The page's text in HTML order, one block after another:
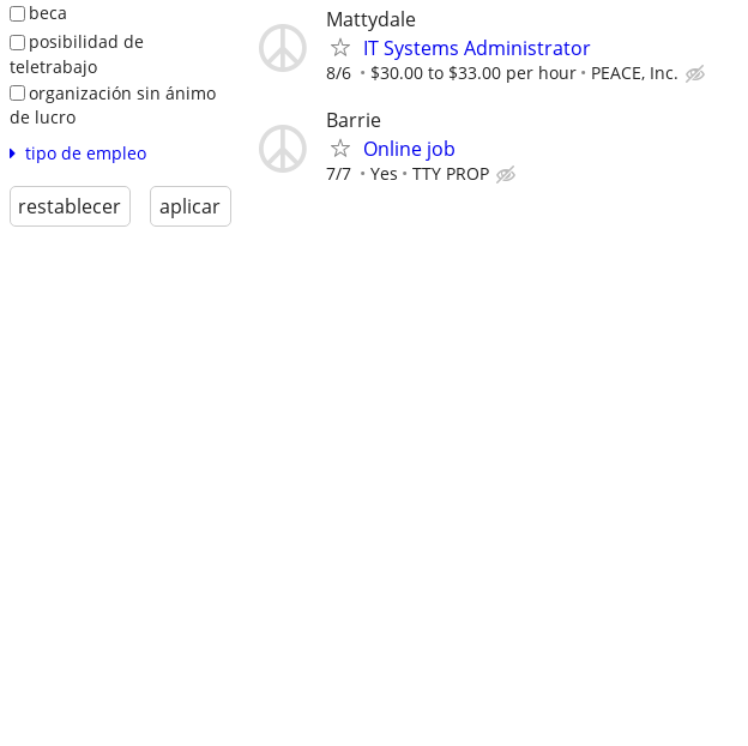
beca
posibilidad de
teletrabajo
organización sin ánimo
de lucro
tipo de empleo
restablecer aplicar
Mattydale
IT Systems Administrator
8/6 $30.00 to $33.00 per hour PEACE, Inc.
Barrie
Online job
7/7 Yes TTY PROP